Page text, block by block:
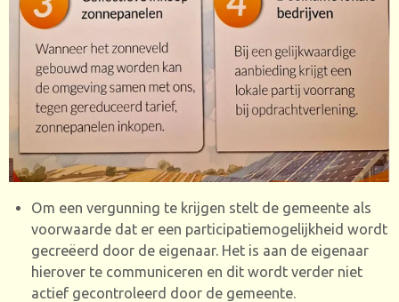
Om een vergunning te krijgen stelt de gemeente als
voorwaarde dat er een participatiemogelijkheid wordt
gecreëerd door de eigenaar. Het is aan de eigenaar
hierover te communiceren en dit wordt verder niet
actief gecontroleerd door de gemeente.